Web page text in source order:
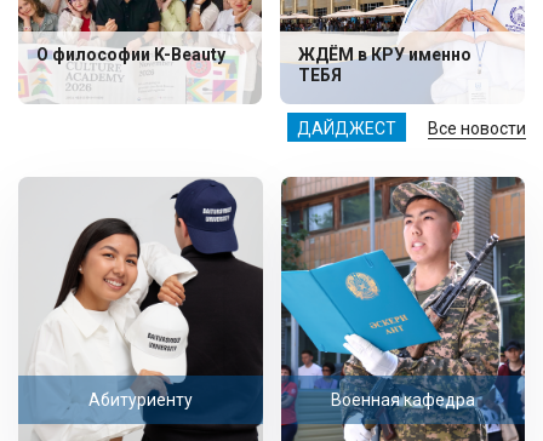
ДАЙДЖЕСТ Все новости
О философии K-Beauty
ЖДЁМ в КРУ именно
ТЕБЯ
Абитуриенту Военная кафедра